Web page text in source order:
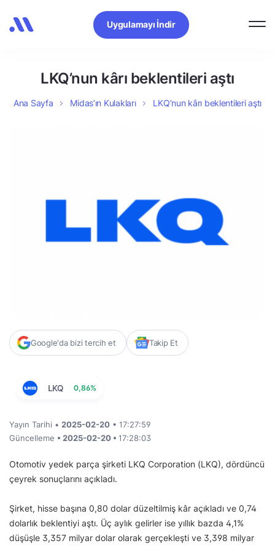
Uygulamayı İndir
LKQ’nun kârı beklentileri aştı
Ana Sayfa Midas’ın Kulakları LKQ’nun kârı beklentileri aştı
Google'da bizi tercih et Takip Et
LKQ 0,86%
Yayın Tarihi • 2025-02-20 • 17:27:59
Güncelleme • 2025-02-20 • 17:28:03
Otomotiv yedek parça şirketi LKQ Corporation (LKQ), dördüncü
çeyrek sonuçlarını açıkladı.
Şirket, hisse başına 0,80 dolar düzeltilmiş kâr açıkladı ve 0,74
dolarlık beklentiyi aştı. Üç aylık gelirler ise yıllık bazda 4,1%
düşüşle 3,357 milyar dolar olarak gerçekleşti ve 3,398 milyar